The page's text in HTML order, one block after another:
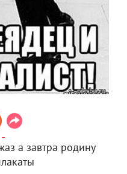
а завтра родину